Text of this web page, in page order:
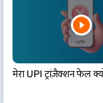
क्रेडिट कार्ड से
मेरा UPI ट्रांज़ैक्शन फेल